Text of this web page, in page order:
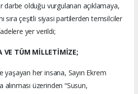
darbe olduğu vurgulanan açıklamaya,
sıra çeşitli siyasi partilerden temsilciler
yer verildi;
VE TÜM MİLLETİMİZE;
yaşayan her insana, Sayın Ekrem
alınması üzerinden “Susun,